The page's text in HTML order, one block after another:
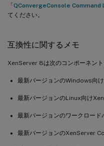
「QConvergeConsole Command
てください。
互換性に関するメモ
XenServer 8は次のコンポーネント
最新バージョンのWindows向
最新バージョンのLinux向け
最新バージョンのワークロード
最新バージョンのXenServer